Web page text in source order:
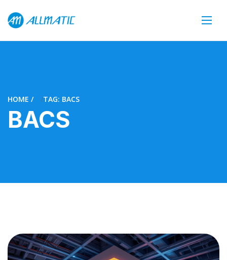
HOME TAG: BACS
BACS